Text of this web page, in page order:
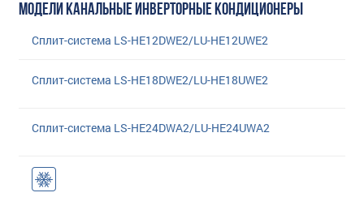
МОДЕЛИ КАНАЛЬНЫЕ ИНВЕРТОРНЫЕ КОНДИЦИОНЕРЫ
Сплит-система LS-HE12DWE2/LU-HE12UWE2
Сплит-система LS-HE18DWE2/LU-HE18UWE2
Сплит-система LS-HE24DWA2/LU-HE24UWA2